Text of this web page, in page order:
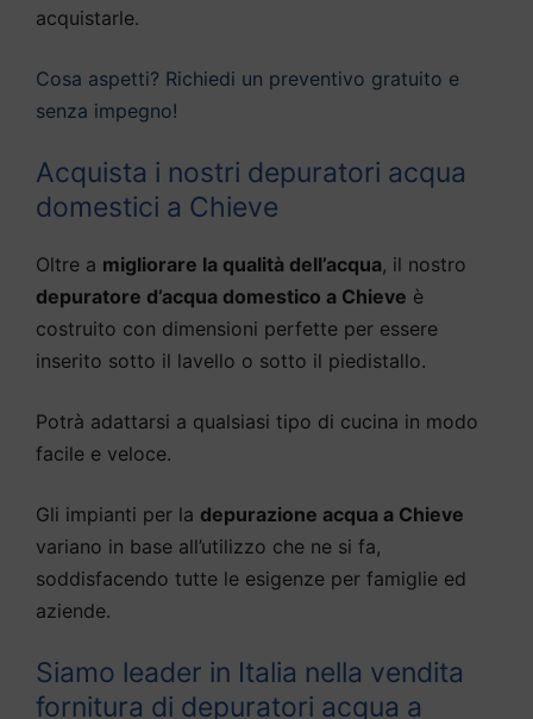
acquistarle.
Cosa aspetti? Richiedi un preventivo gratuito e
senza impegno!
Acquista i nostri depuratori acqua
domestici a Chieve
Oltre a migliorare la qualità dell’acqua, il nostro
depuratore d’acqua domestico a Chieve è
costruito con dimensioni perfette per essere
inserito sotto il lavello o sotto il piedistallo.
Potrà adattarsi a qualsiasi tipo di cucina in modo
facile e veloce.
Gli impianti per la depurazione acqua a Chieve
variano in base all’utilizzo che ne si fa,
soddisfacendo tutte le esigenze per famiglie ed
aziende.
Siamo leader in Italia nella vendita
fornitura di depuratori acqua a